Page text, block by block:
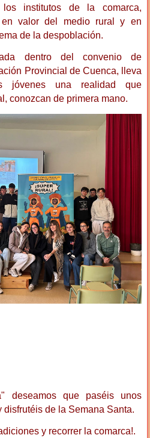
institutos de la comarca,
valor del medio rural y en
de la despoblación.
dentro del convenio de
Provincial de Cuenca, lleva
jóvenes una realidad que
conozcan de primera mano.
deseamos que paséis unos
de la Semana Santa.
y recorrer la comarca!.